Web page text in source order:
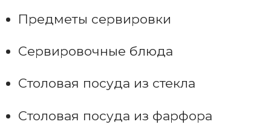
Предметы сервировки
Сервировочные блюда
Столовая посуда из стекла
Столовая посуда из фарфора